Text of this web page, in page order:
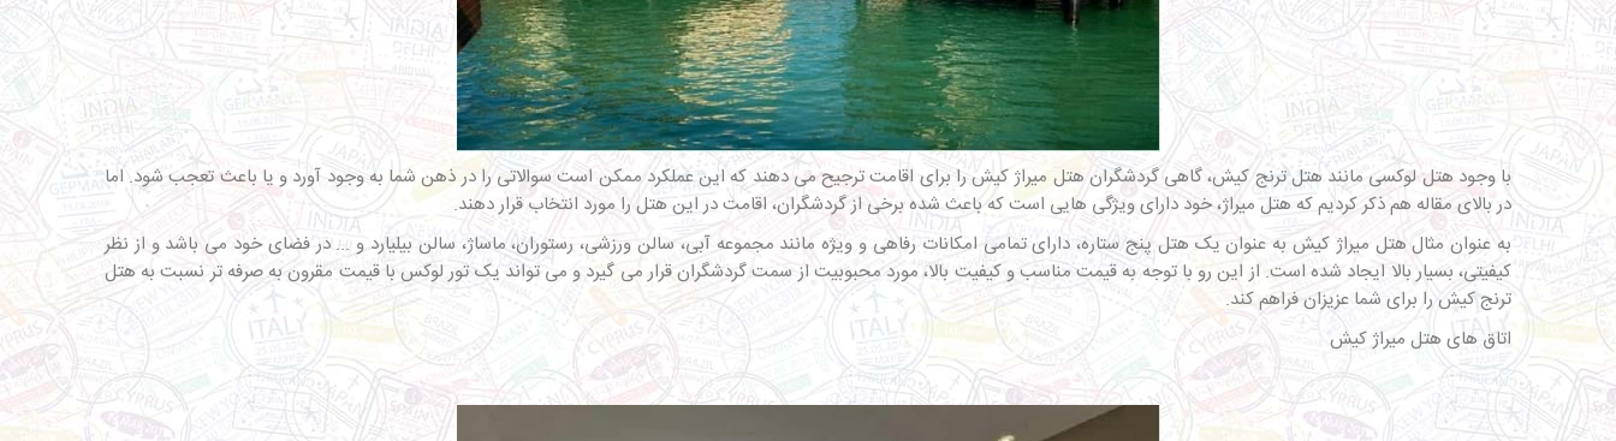
با وجود هتل لوکسی مانند هتل ترنج کیش، گاهی گردشگران هتل میراژ کیش را برای اقامت ترجیح می دهند که این عملکرد ممکن است سوالاتی را در ذهن شما به وجود آورد و یا باعث تعجب شود. اما
در بالای مقاله هم ذکر کردیم که هتل میراژ، خود دارای ویژگی هایی است که باعث شده برخی از گردشگران، اقامت در این هتل را مورد انتخاب قرار دهند.
به عنوان مثال هتل میراژ کیش به عنوان یک هتل پنج ستاره، دارای تمامی امکانات رفاهی و ویژه مانند مجموعه آبی، سالن ورزشی، رستوران، ماساژ، سالن بیلیارد و ... در فضای خود می باشد و از نظر
کیفیتی، بسیار بالا ایجاد شده است. از این رو با توجه به قیمت مناسب و کیفیت بالا، مورد محبوبیت از سمت گردشگران قرار می گیرد و می تواند یک تور لوکس با قیمت مقرون به صرفه تر نسبت به هتل
ترنج کیش را برای شما عزیزان فراهم کند.
اتاق های هتل میراژ کیش